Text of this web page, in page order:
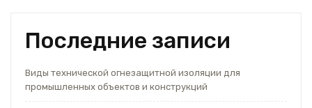
Последние записи
Виды технической огнезащитной изоляции для
промышленных объектов и конструкций